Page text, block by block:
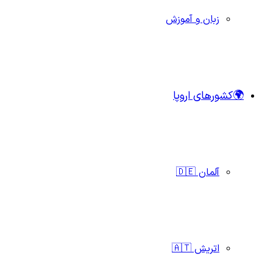
زبان و آموزش
🌍کشورهای اروپا
آلمان 🇩🇪
اتریش 🇦🇹